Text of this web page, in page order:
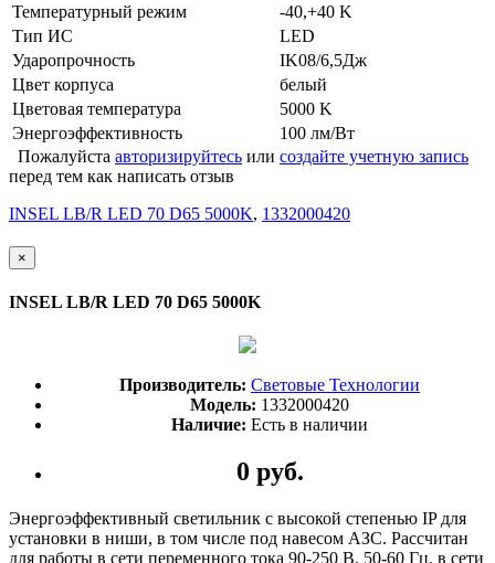
Температурный режим
-40,+40 K
Тип ИС
LED
Ударопрочность
IK08/6,5Дж
Цвет корпуса
белый
Цветовая температура
5000 K
Энергоэффективность
100 лм/Вт
Пожалуйста авторизируйтесь или создайте учетную запись
перед тем как написать отзыв
INSEL LB/R LED 70 D65 5000K, 1332000420
×
INSEL LB/R LED 70 D65 5000K
Производитель: Световые Технологии
Модель: 1332000420
Наличие: Есть в наличии
0 руб.
Энергоэффективный светильник с высокой степенью IP для
установки в ниши, в том числе под навесом АЗС. Рассчитан
для работы в сети переменного тока 90-250 В, 50-60 Гц, в сети